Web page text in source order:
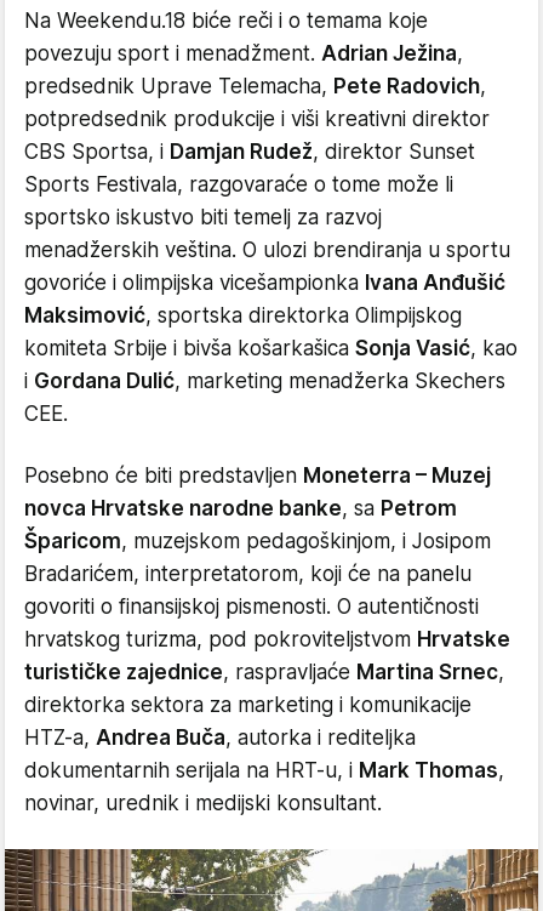
Na Weekendu.18 biće reči i o temama koje
povezuju sport i menadžment. Adrian Ježina,
predsednik Uprave Telemacha, Pete Radovich,
potpredsednik produkcije i viši kreativni direktor
CBS Sportsa, i Damjan Rudež, direktor Sunset
Sports Festivala, razgovaraće o tome može li
sportsko iskustvo biti temelj za razvoj
menadžerskih veština. O ulozi brendiranja u sportu
govoriće i olimpijska vicešampionka Ivana Anđušić
Maksimović, sportska direktorka Olimpijskog
komiteta Srbije i bivša košarkašica Sonja Vasić, kao
i Gordana Dulić, marketing menadžerka Skechers
CEE.
Posebno će biti predstavljen Moneterra – Muzej
novca Hrvatske narodne banke, sa Petrom
Šparicom, muzejskom pedagoškinjom, i Josipom
Bradarićem, interpretatorom, koji će na panelu
govoriti o finansijskoj pismenosti. O autentičnosti
hrvatskog turizma, pod pokroviteljstvom Hrvatske
turističke zajednice, raspravljaće Martina Srnec,
direktorka sektora za marketing i komunikacije
HTZ-a, Andrea Buča, autorka i rediteljka
dokumentarnih serijala na HRT-u, i Mark Thomas,
novinar, urednik i medijski konsultant.